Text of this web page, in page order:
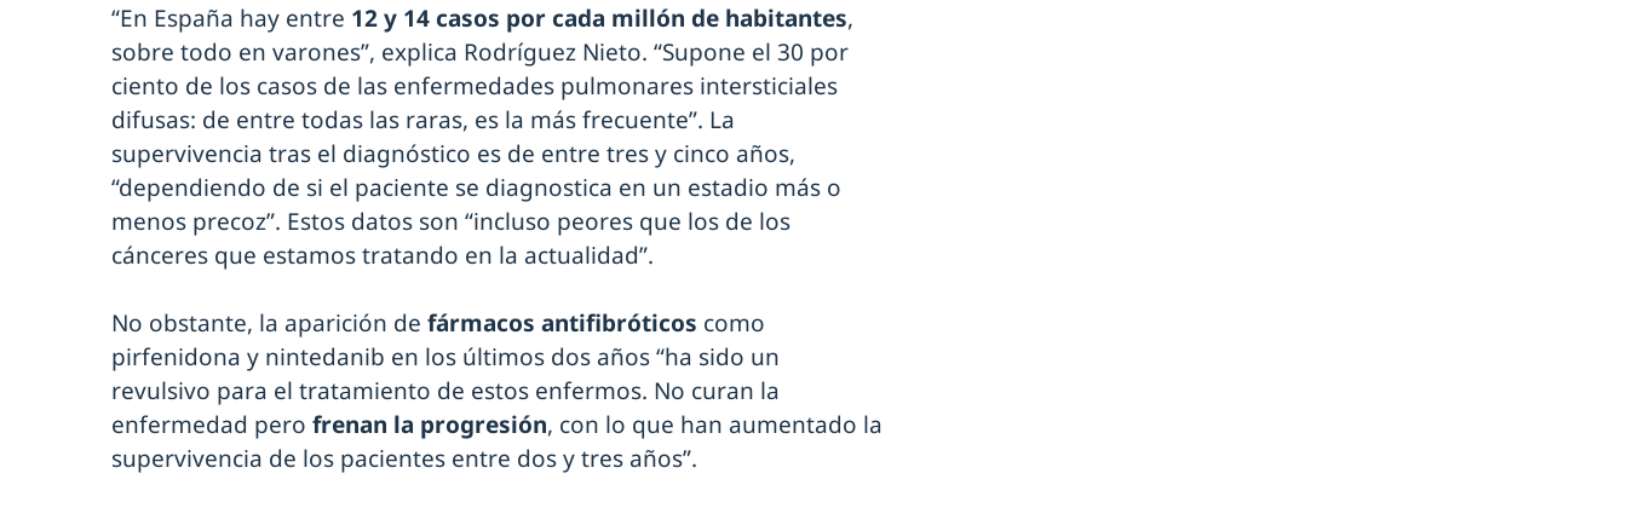
“En España hay entre 12 y 14 casos por cada millón de habitantes,
sobre todo en varones”, explica Rodríguez Nieto. “Supone el 30 por
ciento de los casos de las enfermedades pulmonares intersticiales
difusas: de entre todas las raras, es la más frecuente”. La
supervivencia tras el diagnóstico es de entre tres y cinco años,
“dependiendo de si el paciente se diagnostica en un estadio más o
menos precoz”. Estos datos son “incluso peores que los de los
cánceres que estamos tratando en la actualidad”.
No obstante, la aparición de fármacos antifibróticos como
pirfenidona y nintedanib en los últimos dos años “ha sido un
revulsivo para el tratamiento de estos enfermos. No curan la
enfermedad pero frenan la progresión, con lo que han aumentado la
supervivencia de los pacientes entre dos y tres años”.